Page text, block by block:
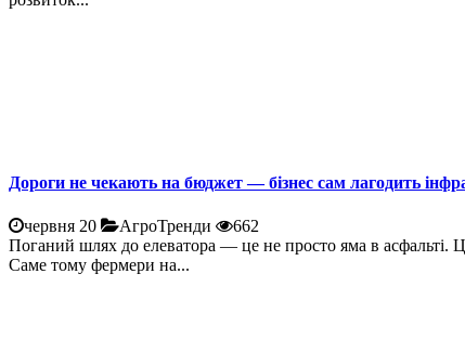
Дороги не чекають на бюджет — бізнес сам лагодить
червня 20 АгроТренди
662
Поганий шлях до елеватора — це не просто яма в асфальті.
Саме тому фермери на...